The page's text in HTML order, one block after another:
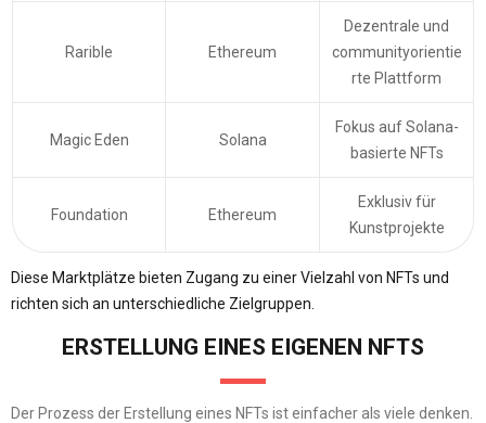
Rarible Ethereum
Dezentrale und
communityorientie
rte Plattform
Magic Eden Solana
Fokus auf Solana-
basierte NFTs
Foundation Ethereum
Exklusiv für
Kunstprojekte
Diese Marktplätze bieten Zugang zu einer Vielzahl von NFTs und
richten sich an unterschiedliche Zielgruppen.
ERSTELLUNG EINES EIGENEN NFTS
Der Prozess der Erstellung eines NFTs ist einfacher als viele denken.